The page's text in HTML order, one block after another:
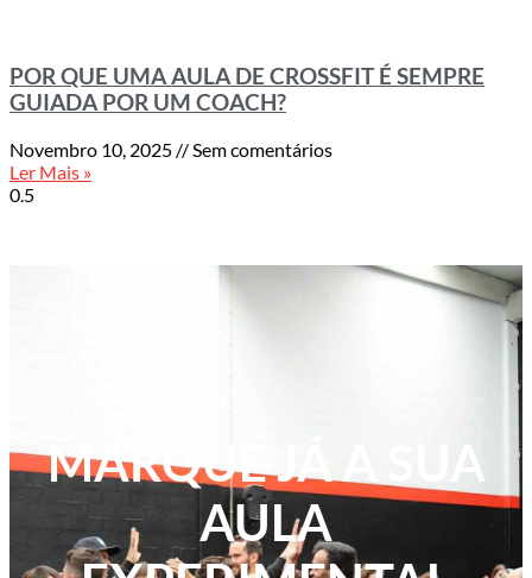
POR QUE UMA AULA DE CROSSFIT É SEMPRE
GUIADA POR UM COACH?
Novembro 10, 2025
Sem comentários
Ler Mais »
MARQUE JÁ A SUA
AULA